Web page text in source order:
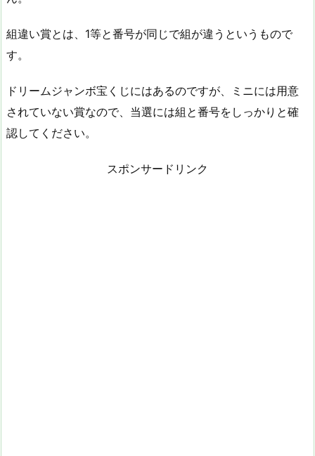
組違い賞とは、1等と番号が同じで組が違うというもので
す。
ドリームジャンボ宝くじにはあるのですが、ミニには用意
されていない賞なので、当選には組と番号をしっかりと確
認してください。
スポンサードリンク